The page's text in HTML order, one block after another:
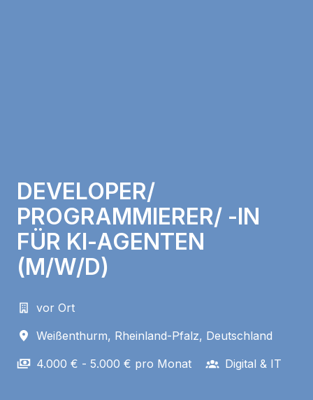
DEVELOPER/
PROGRAMMIERER/ -IN
FÜR KI-AGENTEN
(M/W/D)
vor Ort
Weißenthurm, Rheinland-Pfalz, Deutschland
4.000 € - 5.000 € pro Monat
Digital & IT